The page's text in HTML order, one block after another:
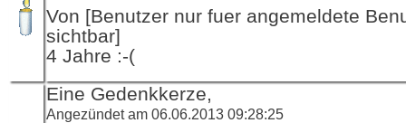
Von [Benutzer nur fuer angemeldete
sichtbar]
4 Jahre :-(
Eine Gedenkkerze,
Angezündet am 06.06.2013 09:28:25